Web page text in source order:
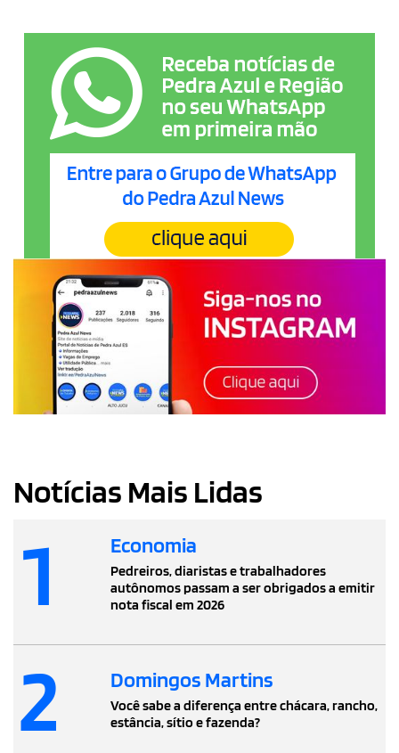
Notícias Mais Lidas
1 Economia
Pedreiros, diaristas e trabalhadores
autônomos passam a ser obrigados a emitir
nota fiscal em 2026
2 Domingos Martins
Você sabe a diferença entre chácara, rancho,
estância, sítio e fazenda?